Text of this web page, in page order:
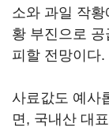
소와 과일 작
황 부진으로
피할 전망이다.
사료값도 예사
면, 국내산 대